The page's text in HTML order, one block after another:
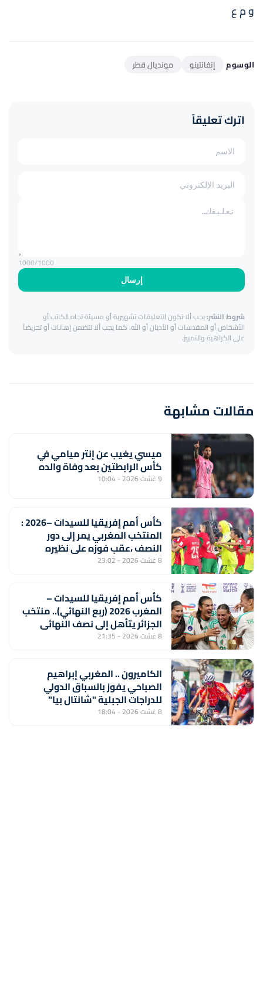
و م ع
الوسوم إنفانتينو مونديال قطر
اترك تعليقاً
إرسال
1000/1000
شروط النشر:يجب ألا تكون التعليقات تشهيرية أو مسيئة تجاه الكاتب أو
الأشخاص أو المقدسات أو الأديان أو الله. كما يجب ألا تتضمن إهانات أو تحريضاً
على الكراهية والتمييز.
مقالات مشابهة
ميسي يغيب عن إنتر ميامي في
كأس الرابطتين بعد وفاة والده
9 غشت 2026 - 10:04
كأس أمم إفريقيا للسيدات –2026 :
المنتخب المغربي يمر إلى دور
النصف ،عقب فوزه على نظيره
8 غشت 2026 - 23:02
كأس أمم إفريقيا للسيدات –
المغرب 2026 (ربع النهائي).. منتخب
الجزائر يتأهل إلى نصف النهائي
بفوزه على نظيره الايفواري (2-1)
8 غشت 2026 - 21:35
الكاميرون .. المغربي إبراهيم
الصباحي يفوز بالسباق الدولي
للدراجات الجبلية "شانتال بيا"
8 غشت 2026 - 18:04